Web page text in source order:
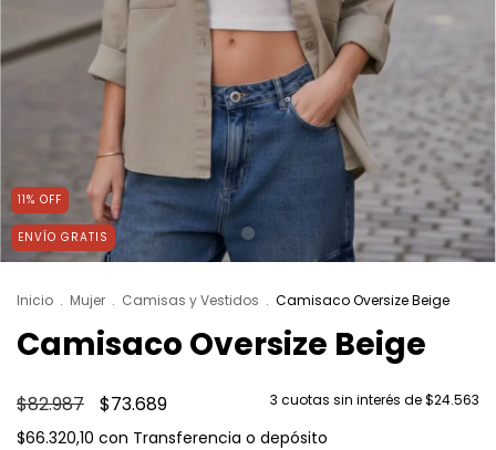
11% OFF
ENVÍO GRATIS
Inicio . Mujer . Camisas y Vestidos . Camisaco Oversize Beige
Camisaco Oversize Beige
$82.987 $73.689 3 cuotas sin interés de$24.563
$66.320,10 con Transferencia o depósito